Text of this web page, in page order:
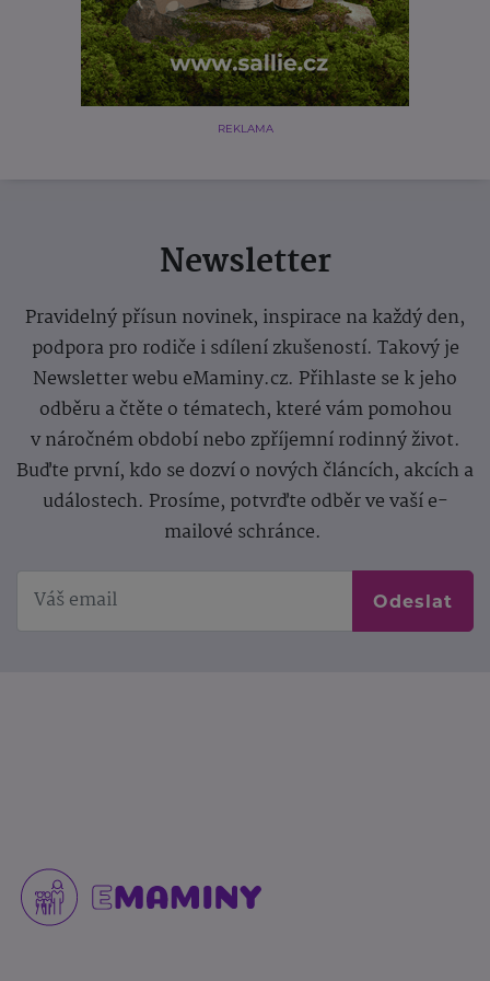
REKLAMA
Newsletter
Pravidelný přísun novinek, inspirace na každý den,
podpora pro rodiče i sdílení zkušeností. Takový je
Newsletter webu eMaminy.cz. Přihlaste se k jeho
odběru a čtěte o tématech, které vám pomohou
v náročném období nebo zpříjemní rodinný život.
Buďte první, kdo se dozví o nových článcích, akcích a
událostech. Prosíme, potvrďte odběr ve vaší e-
mailové schránce.
Odeslat